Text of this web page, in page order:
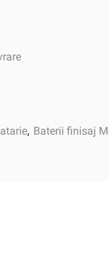
, Baterii finisaj